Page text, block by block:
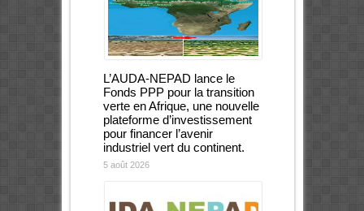
L’AUDA-NEPAD lance le
Fonds PPP pour la transition
verte en Afrique, une nouvelle
plateforme d’investissement
pour financer l’avenir
industriel vert du continent.
5 août 2026